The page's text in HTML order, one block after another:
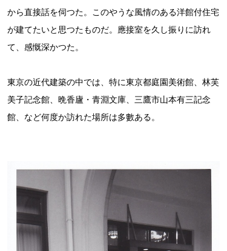
から直接話を伺つた。このやうな風情のある洋館付住宅
が建てたいと思つたものだ。應接室を久し振りに訪れ
て、感慨深かつた。
東京の近代建築の中では、特に東京都庭園美術館、林芙
美子記念館、晩香廬・青淵文庫、三鷹市山本有三記念
館、など何度か訪れた場所は多數ある。